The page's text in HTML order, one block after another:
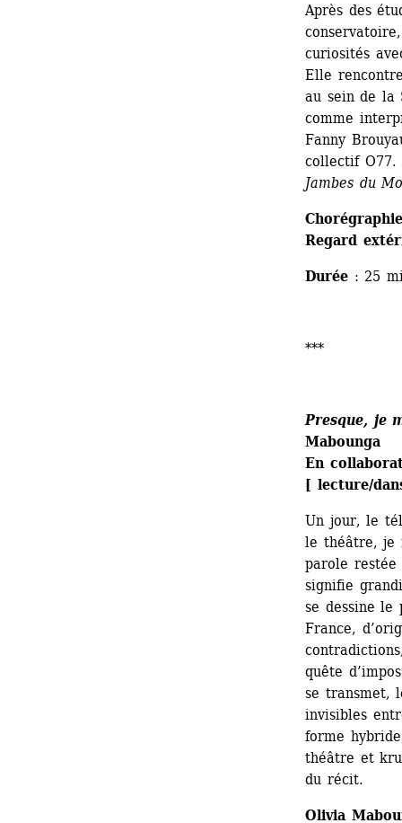
Après des
curiosités
Elle
au sein de la
comme
Fanny
collectif
Jambes du
Regard
Durée : 25
***
Presque, je
Mabounga
En
[ lecture/
Un jour, le
le théâtre, je
parole restée
signifie
se dessine le
France,
quête
se transmet,
invisibles
forme
théâtre et
du récit.
Olivia